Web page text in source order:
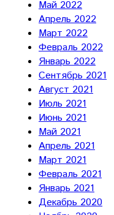
Май 2022
Апрель 2022
Март 2022
Февраль 2022
Январь 2022
Сентябрь 2021
Август 2021
Июль 2021
Июнь 2021
Май 2021
Апрель 2021
Март 2021
Февраль 2021
Январь 2021
Декабрь 2020